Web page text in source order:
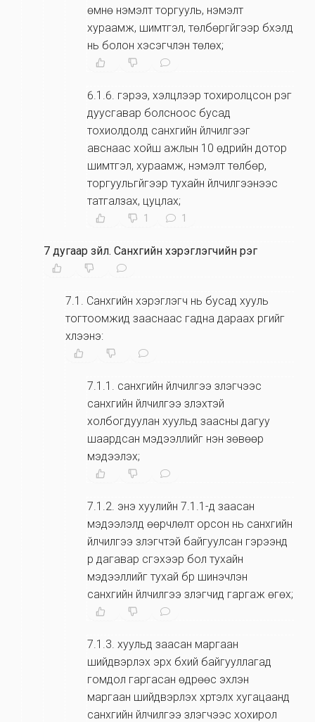
өмнө нэмэлт торгууль, нэмэлт
хураамж, шимтгэл, төлбөргүйгээр бүхэлд
нь болон хэсэгчлэн төлөх;
6.1.6. гэрээ, хэлцлээр тохиролцсон үүрэг
дуусгавар болсноос бусад
тохиолдолд санхүүгийн үйлчилгээг
авснаас хойш ажлын 10 өдрийн дотор
шимтгэл, хураамж, нэмэлт төлбөр,
торгуульгүйгээр тухайн үйлчилгээнээс
татгалзах, цуцлах;
1 1
7 дугаар зүйл. Санхүүгийн хэрэглэгчийн үүрэг
7.1 . Санхүүгийн хэрэглэгч нь бусад хууль
тогтоомжид зааснаас гадна дараах үүргийг
хүлээнэ:
7.1.1 . санхүүгийн үйлчилгээ үзүүлэгчээс
санхүүгийн үйлчилгээ үзүүлэхтэй
холбогдуулан хуульд заасны дагуу
шаардсан мэдээллийг үнэн зөвөөр
мэдээлэх;
7.1.2. энэ хуулийн 7.1.1-д заасан
мэдээлэлд өөрчлөлт орсон нь санхүүгийн
үйлчилгээ үзүүлэгчтэй байгуулсан гэрээнд
үр дагавар үүсгэхээр бол тухайн
мэдээллийг тухай бүр шинэчлэн
санхүүгийн үйлчилгээ үзүүлэгчид гаргаж өгөх;
7.1.3. хуульд заасан маргаан
шийдвэрлэх эрх бүхий байгууллагад
гомдол гаргасан өдрөөс эхлэн
маргаан шийдвэрлэх хүртэлх хугацаанд
санхүүгийн үйлчилгээ үзүүлэгчээс хохирол